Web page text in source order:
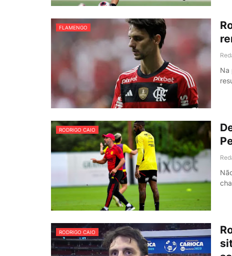
FLAMENGO
Na
RODRIGO CAIO
RODRIGO CAIO